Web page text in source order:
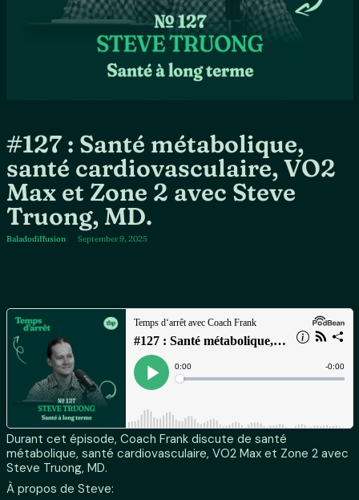
#127 : Santé métabolique,
santé cardiovasculaire, VO2
Max et Zone 2 avec Steve
Truong, MD.
Baladodiffusion September 9, 2025
Durant cet épisode, Coach Frank discute de santé
métabolique, santé cardiovasculaire, VO2 Max et Zone 2 avec
Steve Truong, MD.
À propos de Steve: